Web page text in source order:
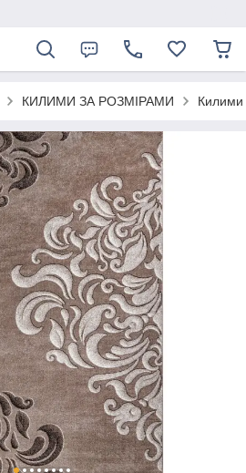
КИЛИМИ ЗА РОЗМІРАМИ Килими